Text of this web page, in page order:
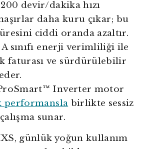
devir/dakika hızı
daha kuru çıkar; bu
ciddi oranda azaltır.
A sınıfı enerji verimliliği ile
faturası ve sürdürülebilir
Inverter motor
performansla birlikte sessiz
sunar.
günlük yoğun kullanım